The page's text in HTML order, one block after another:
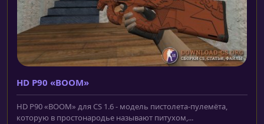
HD P90 «BOOM»
HD P90 «BOOM» для CS 1.6 - модель пистолета-пулемёта,
которую в простонародье называют питухом,...